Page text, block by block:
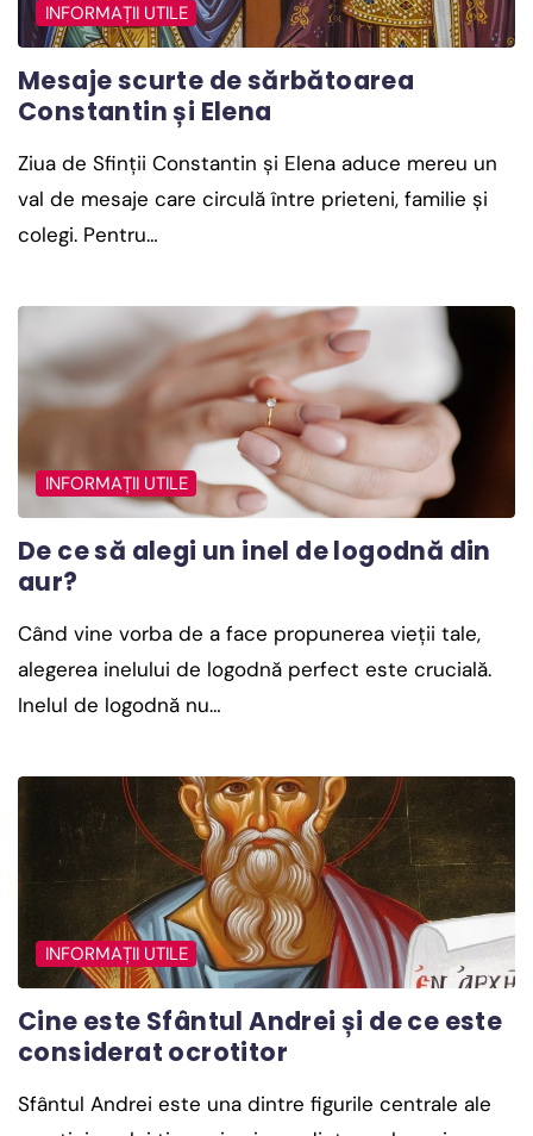
INFORMAȚII UTILE
Mesaje scurte de sărbătoarea
Constantin și Elena
Ziua de Sfinții Constantin și Elena aduce mereu un
val de mesaje care circulă între prieteni, familie și
colegi. Pentru…
INFORMAȚII UTILE
De ce să alegi un inel de logodnă din
aur?
Când vine vorba de a face propunerea vieții tale,
alegerea inelului de logodnă perfect este crucială.
Inelul de logodnă nu…
INFORMAȚII UTILE
Cine este Sfântul Andrei și de ce este
considerat ocrotitor
Sfântul Andrei este una dintre figurile centrale ale